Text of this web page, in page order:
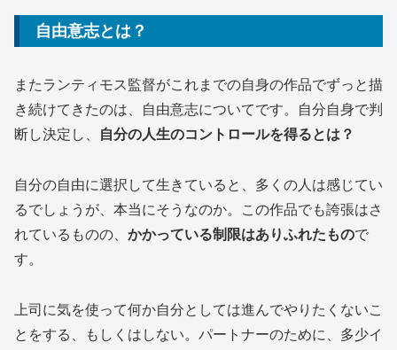
自由意志とは？
またランティモス監督がこれまでの自身の作品でずっと描
き続けてきたのは、自由意志についてです。自分自身で判
断し決定し、
自分の人生のコントロールを得るとは？
自分の自由に選択して生きていると、多くの人は感じてい
るでしょうが、本当にそうなのか。この作品でも誇張はさ
れているものの、 かかっている制限はありふれたもので
す。
上司に気を使って何か自分としては進んでやりたくないこ
とをする、もしくはしない。パートナーのために、多少イ